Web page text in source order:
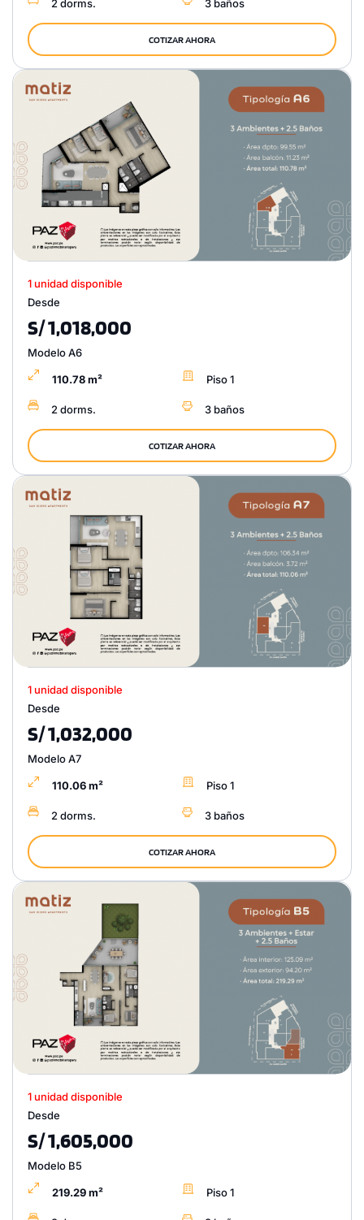
2 dorms. 3 baños
COTIZAR AHORA
1 unidad disponible
Desde
S/ 1,018,000
Modelo A6
110.78 m² Piso 1
2 dorms. 3 baños
COTIZAR AHORA
1 unidad disponible
Desde
S/ 1,032,000
Modelo A7
110.06 m² Piso 1
2 dorms. 3 baños
COTIZAR AHORA
1 unidad disponible
Desde
S/ 1,605,000
Modelo B5
219.29 m² Piso 1